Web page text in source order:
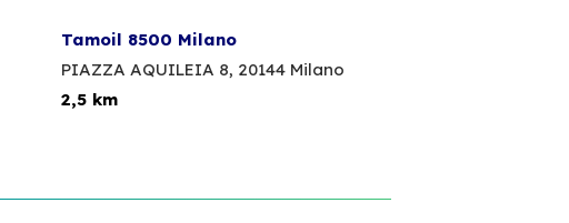
Tamoil 8500 Milano
PIAZZA AQUILEIA 8, 20144 Milano
2,5 km